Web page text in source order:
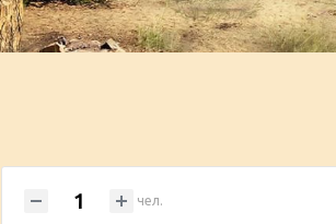
чел.